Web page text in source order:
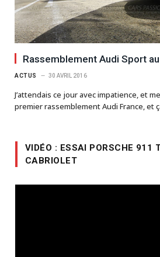
Rassemblement Audi Sport
ACTUS 30 AVRIL 2016
J’attendais ce jour avec impatience, et
premier rassemblement Audi France, et
VIDÉO : ESSAI PORSCHE 911
CABRIOLET